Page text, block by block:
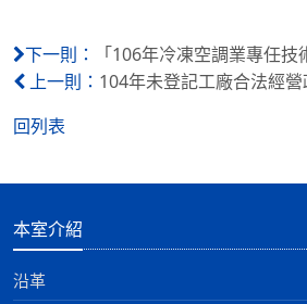
下一則： 「106年冷凍空調業專任
上一則： 104年未登記工廠合法經
回列表
本室介紹
沿革